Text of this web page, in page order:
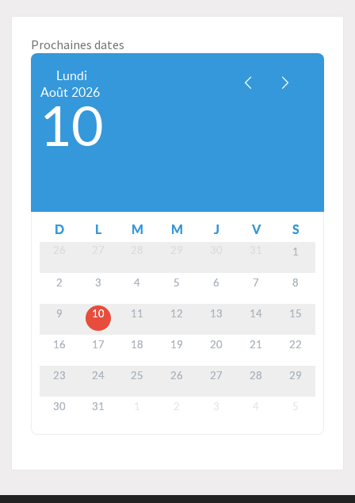
Prochaines dates
Lundi
Août 2026
10
D L M M J V S
1
2 3 4 5 6 7 8
9 10 11 12 13 14 15
16 17 18 19 20 21 22
23 24 25 26 27 28 29
30 31 1 2 3 4 5